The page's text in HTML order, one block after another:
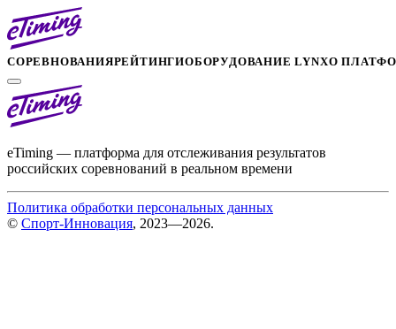
СОРЕВНОВАНИЯРЕЙТИНГИОБОРУДОВАНИЕ LYNXО
eTiming — платформа для отслеживания результатов
российских соревнований в реальном времени
Политика обработки персональных данных
© Спорт-Инновация, 2023—2026.